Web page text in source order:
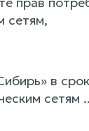
сетям,
в
сетям